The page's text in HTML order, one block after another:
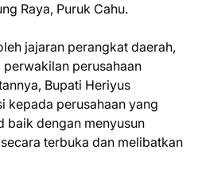
Raya, Puruk Cahu.
jajaran perangkat daerah,
perusahaan
Bupati Heriyus
kepada perusahaan yang
baik dengan menyusun
terbuka dan melibatkan